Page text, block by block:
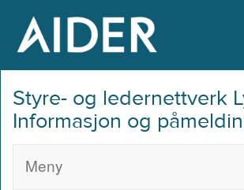
Styre- og ledernettverk
Informasjon og
Meny